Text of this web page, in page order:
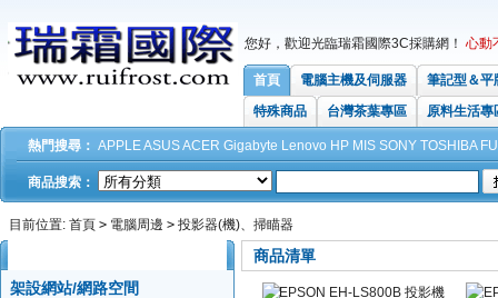
您好，歡迎光臨瑞霜國際3C採購網！ 心動
首頁 電腦主機及伺服器
筆記型＆平
特殊商品
台灣茶葉專區 原料生活專
熱門搜尋： APPLEASUSACER Gigabyte Lenovo HP MIS SONY TOSHIBA
商品搜索：
目前位置: 首頁 > 電腦周邊 > 投影器(機)、掃瞄器
架設網站/網路空間
商品清單